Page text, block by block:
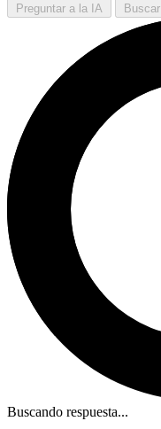
Preguntar a la IA Buscar
Buscando respuesta...